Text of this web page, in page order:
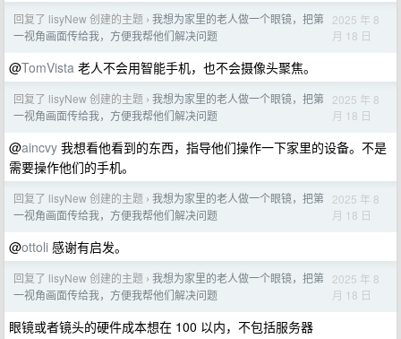
回复了 lisyNew 创建的主题 › 我想为家里的老人做一个眼镜，把第
一视角画面传给我，方便我帮他们解决问题
2025 年 8
月 18 日
@TomVista 老人不会用智能手机，也不会摄像头聚焦。
回复了 lisyNew 创建的主题 › 我想为家里的老人做一个眼镜，把第
一视角画面传给我，方便我帮他们解决问题
2025 年 8
月 18 日
@aincvy 我想看他看到的东西，指导他们操作一下家里的设备。不是
需要操作他们的手机。
回复了 lisyNew 创建的主题 › 我想为家里的老人做一个眼镜，把第
一视角画面传给我，方便我帮他们解决问题
2025 年 8
月 18 日
@ottoli 感谢有启发。
回复了 lisyNew 创建的主题 › 我想为家里的老人做一个眼镜，把第
一视角画面传给我，方便我帮他们解决问题
2025 年 8
月 18 日
眼镜或者镜头的硬件成本想在 100 以内，不包括服务器